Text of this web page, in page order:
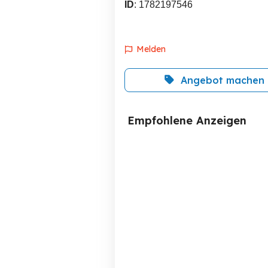
ID: 1782197546
Melden
Angebot machen
Empfohlene Anzeigen